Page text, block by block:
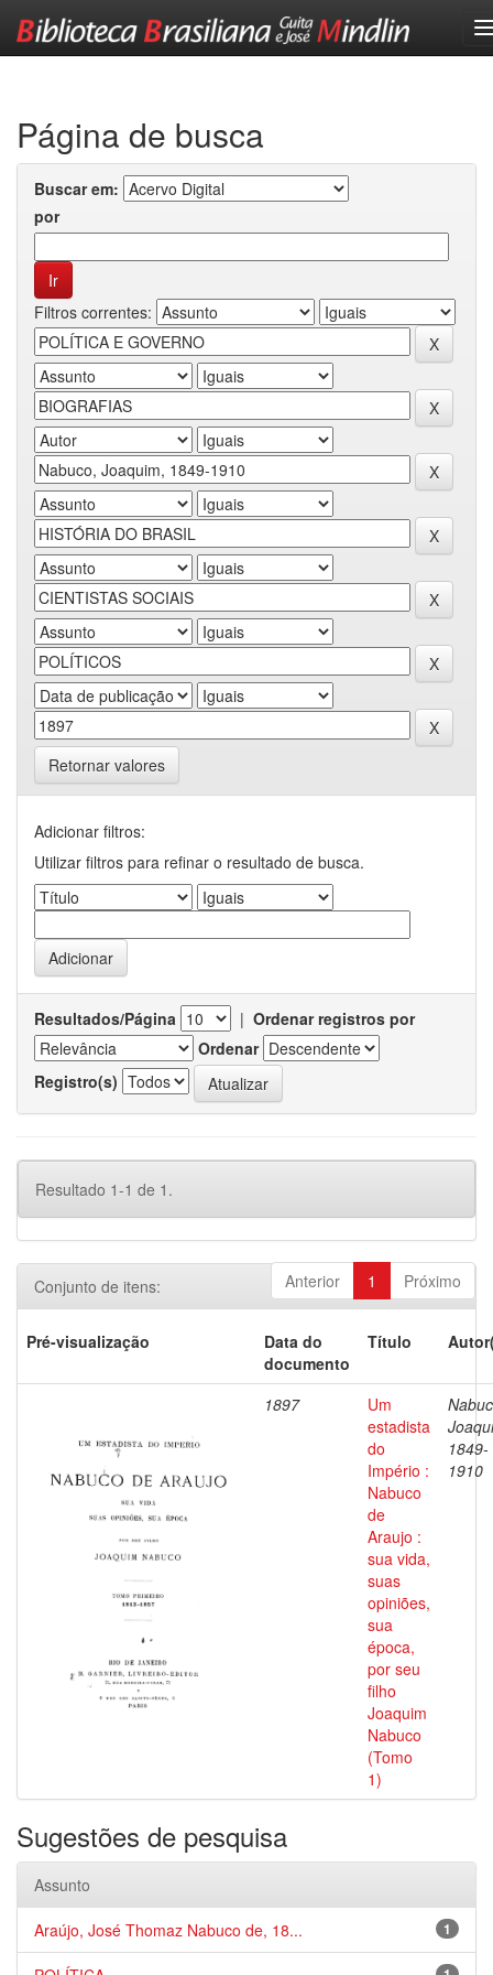
Página de busca
Buscar em:
por
Filtros correntes:
Retornar valores
Adicionar filtros:
Utilizar filtros para refinar o resultado de busca.
Resultados/Página | Ordenar registros por
Ordenar
Registro(s)
Resultado 1-1 de 1.
Anterior 1 Próximo
Conjunto de itens:
Pré-visualização
Data do
documento
Título
1897
Um
estadista
do
Império :
Nabuco
de
Araujo :
sua vida,
suas
opiniões,
sua
época,
por seu
filho
Joaquim
Nabuco
(Tomo
1)
1849-
1910
Sugestões de pesquisa
Assunto
1
Araújo, José Thomaz Nabuco de, 18...